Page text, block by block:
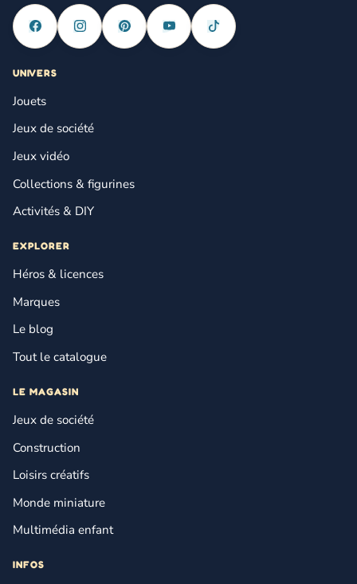
UNIVERS
Jouets
Jeux de société
Jeux vidéo
Collections & figurines
Activités & DIY
EXPLORER
Héros & licences
Marques
Le blog
Tout le catalogue
LE MAGASIN
Jeux de société
Construction
Loisirs créatifs
Monde miniature
Multimédia enfant
INFOS